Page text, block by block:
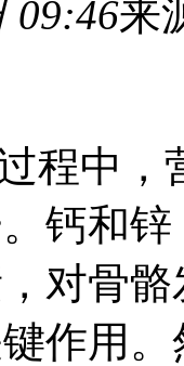
09:46来
程中，
钙和
对骨
作用